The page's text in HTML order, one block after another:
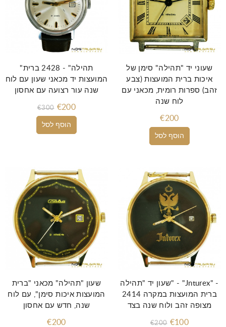
הוסף לסל
"תהילה" - 2428 ברית
המועצות יד מכאני שעון עם לוח
שנה עור רצועה עם אחסון
€300 €200
הוסף לסל
שעוני יד "תהילה" סימן של
איכות ברית המועצות (צבע
זהב) ספרות רומית, מכאני עם
לוח שנה
€200
שעון "תהילה" מכאני "ברית
המועצות איכות סימן", עם לוח
שנה, חדש עם אחסון
€200
שעון יד "תהילה" - "Jnturex" -
2414 ברית המועצות במקרה
מצופה זהב ולוח שנה בצד
€200 €100